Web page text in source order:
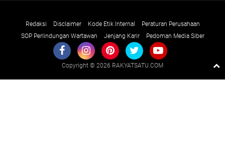
Redaksi Disclaimer Kode Etik Internal
Peraturan Perusahaan
SOP Perlindungan Wartawan
Jenjang Karir Pedoman Media Siber
Copyright © 2026 RAKYATSATU.COM
Raushan